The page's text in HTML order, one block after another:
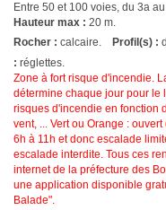
Entre 50 et 100 voies, du 3a
Hauteur max : 20 m.
Rocher : calcaire. Profil(s) :
: réglettes.
Zone à fort risque d'incendie.
détermine chaque jour pour le
risques d'incendie en fonction
vent, ... Vert ou Orange :
6h à 11h et donc escalade
escalade interdite. Tous ces
internet de la préfecture des
une application disponible
Balade".